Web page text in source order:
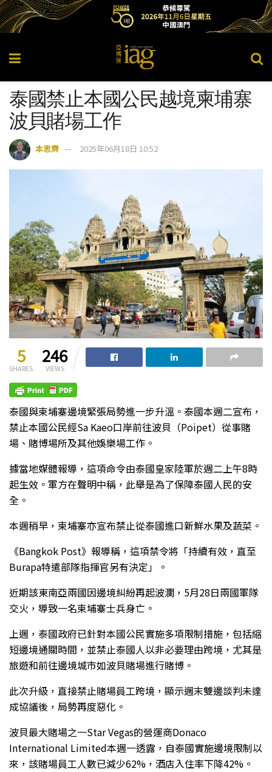
泰國禁止本國公民越境柬埔寨
波貝賭場工作
本思齊 2025年06月18日 10:52
5
SHARES
246
VIEWS
泰國與柬埔寨邊境緊張局勢進一步升溫。泰國本週二宣布，
禁止本國公民經Sa Kaeo口岸前往波貝（Poipet）從事賭
場、賭博場所及其他娛樂場工作。
據當地媒體報導，這項命令由泰國皇家陸軍於週二上午8時
起生效。軍方在聲明中稱，此舉是為了保障泰國人民的安
全。
本週稍早，柬埔寨亦宣布禁止從泰國進口新鮮水果及蔬菜。
《Bangkok Post》報導稱，這項禁令將「持續有效，直至
Burapa特遣部隊指揮官另有決定」。
近期該東南亞兩國因邊境糾紛再起波瀾，5月28日兩國軍隊
交火，導致一名柬埔寨士兵身亡。
上週，泰國政府已針對本國公民實施多項限制措施，包括縮
短邊境通關時間，並禁止泰國人以非必要理由跨境，尤其是
旅遊和前往邊境城市如波貝賭場進行賭博。
此次升級，直接禁止賭場員工跨境，顯示週末雙邊談判未達
成協議後，局勢再度惡化。
波貝最大賭場之一Star Vegas的營運商Donaco
International Limited本週一透露，自泰國實施邊境限制以
來，該賭場員工人數已減少62%，酒店入住率下降42%。